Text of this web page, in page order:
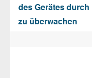
des Gerätes
zu überwachen